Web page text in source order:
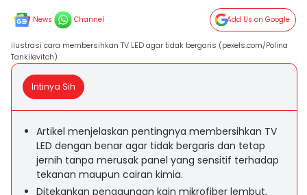
News Channel Add Us on Google
ilustrasi cara membersihkan TV LED agar tidak bergaris (pexels.com/Polina
Tankilevitch)
Intinya Sih
Artikel menjelaskan pentingnya membersihkan TV
LED dengan benar agar tidak bergaris dan tetap
jernih tanpa merusak panel yang sensitif terhadap
tekanan maupun cairan kimia.
Ditekankan penggunaan kain mikrofiber lembut,